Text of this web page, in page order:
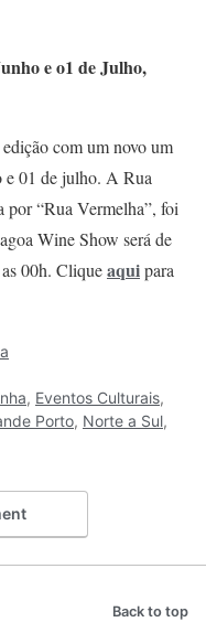
e o1 de Julho,
com um novo um
e 01 de julho. A Rua
por “Rua Vermelha”, foi
Wine Show será de
00h. Cliqueaquipara
, Eventos Culturais,
Porto, Norte a Sul,
Back to top